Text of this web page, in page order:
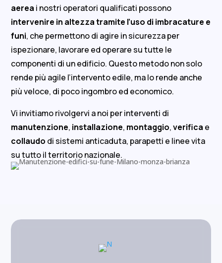
aerea i nostri operatori qualificati possono
intervenire in altezza tramite l’uso di imbracature e
funi, che permettono di agire in sicurezza per
ispezionare, lavorare ed operare su tutte le
componenti di un edificio. Questo metodo non solo
rende più agile l’intervento edile, ma lo rende anche
più veloce, di poco ingombro ed economico.
Vi invitiamo rivolgervi a noi per interventi di
manutenzione, installazione, montaggio,verifica e
collaudo di sistemi anticaduta, parapetti e linee vita
su tutto il territorio nazionale.